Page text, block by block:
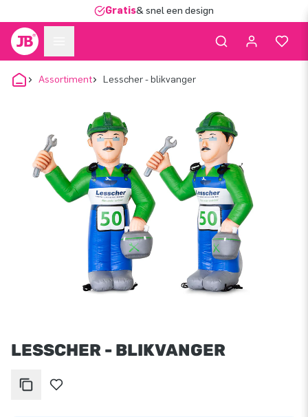
Gratis& snel een design
Assortiment Lesscher - blikvanger
LESSCHER - BLIKVANGER